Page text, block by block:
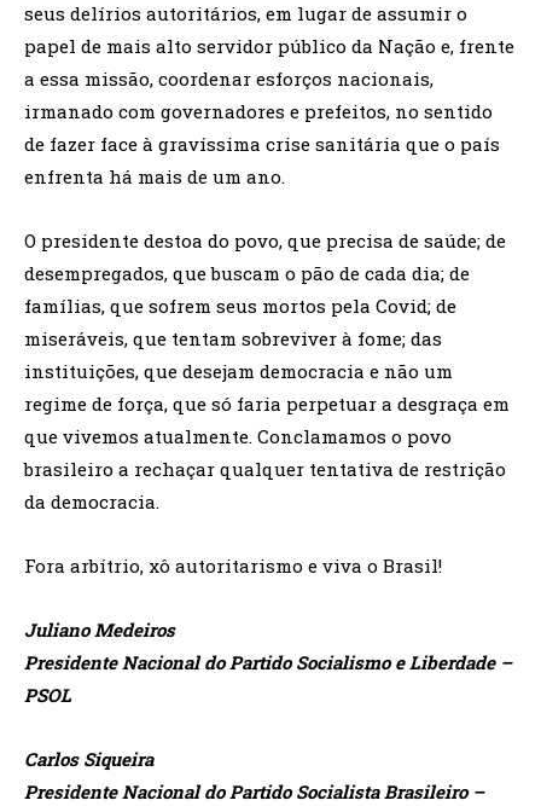
seus delírios autoritários, em lugar de assumir o
papel de mais alto servidor público da Nação e, frente
a essa missão, coordenar esforços nacionais,
irmanado com governadores e prefeitos, no sentido
de fazer face à gravíssima crise sanitária que o país
enfrenta há mais de um ano.
O presidente destoa do povo, que precisa de saúde; de
desempregados, que buscam o pão de cada dia; de
famílias, que sofrem seus mortos pela Covid; de
miseráveis, que tentam sobreviver à fome; das
instituições, que desejam democracia e não um
regime de força, que só faria perpetuar a desgraça em
que vivemos atualmente. Conclamamos o povo
brasileiro a rechaçar qualquer tentativa de restrição
da democracia.
Fora arbítrio, xô autoritarismo e viva o Brasil!
Juliano Medeiros
Presidente Nacional do Partido Socialismo e Liberdade –
PSOL
Carlos Siqueira
Presidente Nacional do Partido Socialista Brasileiro –